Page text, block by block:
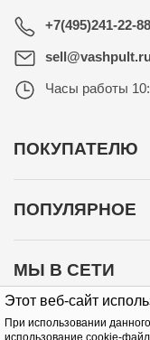
Этот веб-сайт
При использовании
использование cookie-
+7(495)241-22-88
sell@vashpult.ru
Часы работы
ПОКУПАТЕЛЮ
ПОПУЛЯРНОЕ
МЫ В СЕТИ